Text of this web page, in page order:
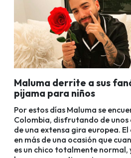
Maluma derrite a sus
pijama para niños
Por estos días Maluma se
Colombia, disfrutando de unos
de una extensa gira europea.
en más de una ocasión que
es un chico totalmente normal,